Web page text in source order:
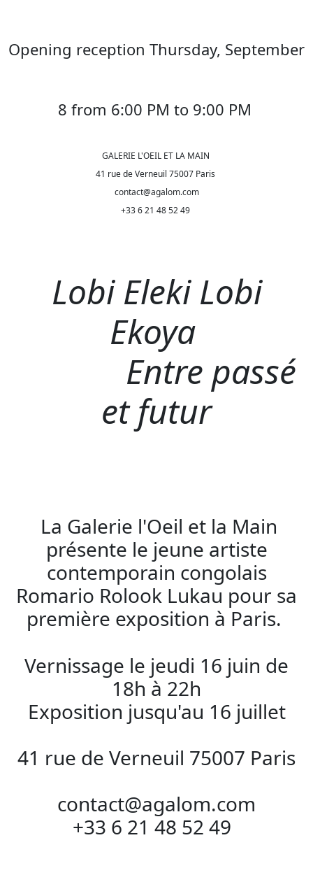
Opening reception Thursday, September
8 from 6:00 PM to 9:00 PM
GALERIE L'OEIL ET LA MAIN
41 rue de Verneuil 75007 Paris
contact@agalom.com
+33 6 21 48 52 49
Lobi Eleki Lobi
Ekoya
Entre passé
et futur
La Galerie l'Oeil et la Main
présente le jeune artiste
contemporain congolais
Romario Rolook Lukau pour sa
première exposition à Paris.
Vernissage le jeudi 16 juin de
18h à 22h
Exposition jusqu'au 16 juillet
41 rue de Verneuil 75007 Paris
contact@agalom.com
+33 6 21 48 52 49